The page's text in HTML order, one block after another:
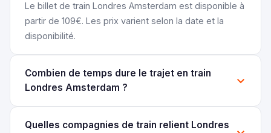
Le billet de train Londres Amsterdam est disponible à
partir de 109€. Les prix varient selon la date et la
disponibilité.
Combien de temps dure le trajet en train
Londres Amsterdam ?
Quelles compagnies de train relient Londres